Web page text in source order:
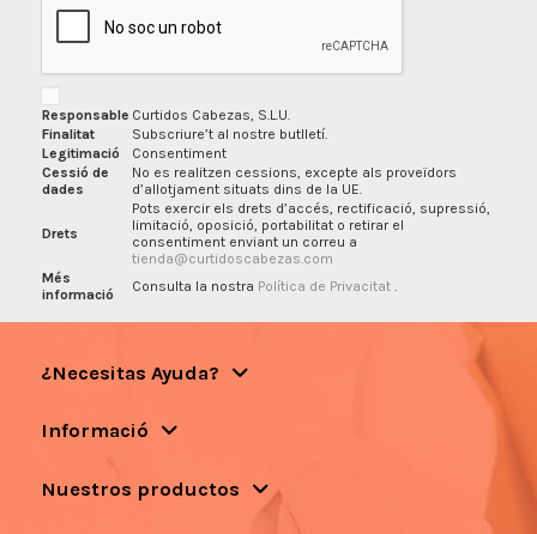
Responsable Curtidos Cabezas, S.L.U.
Finalitat
Subscriure’t al nostre butlletí.
Legitimació
Consentiment
Cessió de
dades
No es realitzen cessions, excepte als proveïdors
d’allotjament situats dins de la UE.
Drets
Pots exercir els drets d’accés, rectificació, supressió,
limitació, oposició, portabilitat o retirar el
consentiment enviant un correu a
tienda@curtidoscabezas.com
Més
informació
Consulta la nostra Política de Privacitat
¿Necesitas Ayuda?
Informació
Nuestros productos